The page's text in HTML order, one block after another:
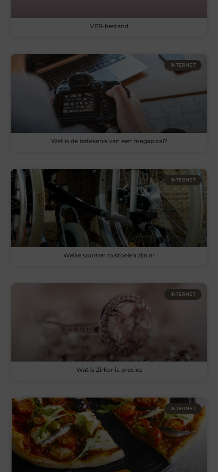
VBS-bestand
INTERNET
Wat is de betekenis van een megapixel?
INTERNET
Welke soorten rolstoelen zijn er
INTERNET
Wat is Zirkonia precies
INTERNET